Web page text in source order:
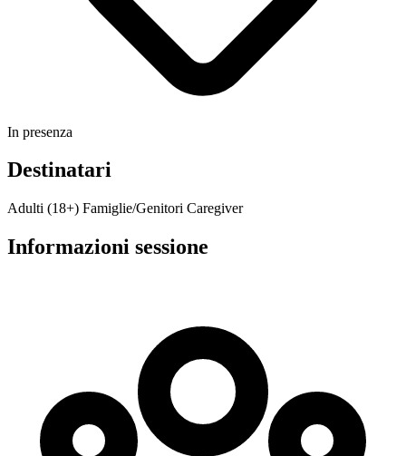
In presenza
Destinatari
Adulti (18+) Famiglie/Genitori Caregiver
Informazioni sessione